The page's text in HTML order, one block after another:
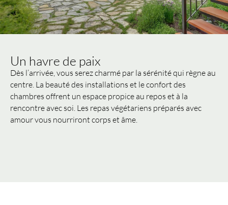
Un havre de paix
Dès l’arrivée, vous serez charmé par la sérénité qui règne au
centre. La beauté des installations et le confort des
chambres offrent un espace propice au repos et à la
rencontre avec soi. Les repas végétariens préparés avec
amour vous nourriront corps et âme.